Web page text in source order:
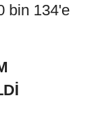
bin 134'e